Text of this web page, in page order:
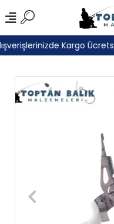
Kargo Ücretsiz!